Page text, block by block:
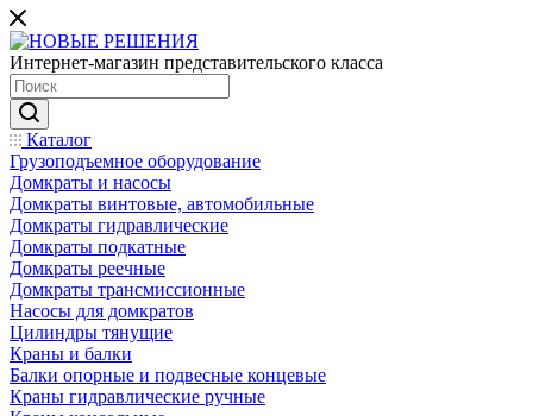
Интернет-магазин представительского класса
Каталог
Грузоподъемное оборудование
Домкраты и насосы
Домкраты винтовые, автомобильные
Домкраты гидравлические
Домкраты подкатные
Домкраты реечные
Домкраты трансмиссионные
Насосы для домкратов
Цилиндры тянущие
Краны и балки
Балки опорные и подвесные концевые
Краны гидравлические ручные